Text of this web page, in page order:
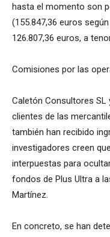
hasta el momento son
(155.847,36 euros
126.807,36 euros, a
Comisiones por las
Caletón Consultores SL
clientes de las
también han recibido
investigadores creen
interpuestas para
fondos de Plus Ultra a
Martínez.
En concreto, se han